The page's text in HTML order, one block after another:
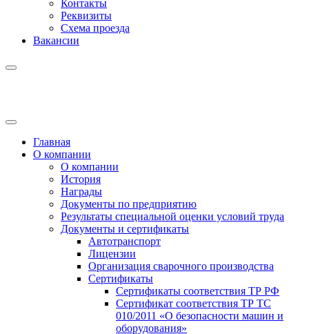
Контакты
Реквизиты
Схема проезда
Вакансии
Главная
О компании
О компании
История
Награды
Документы по предприятию
Результаты специальной оценки условий труда
Документы и сертификаты
Автотранспорт
Лицензии
Организация сварочного производства
Cертификаты
Сертификаты соответствия ТР РФ
Сертификат соответствия ТР ТС
010/2011 «О безопасности машин и
оборудования»